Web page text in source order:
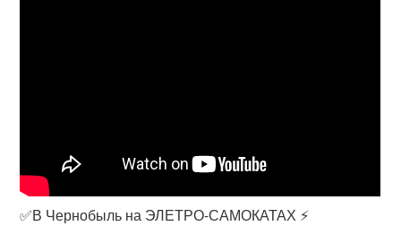
✅В Чернобыль на ЭЛЕТРО-САМОКАТАХ ⚡